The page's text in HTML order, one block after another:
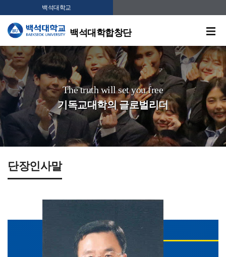
백석대학교
백석대학합창단
The truth will set you free
기독교대학의 글로벌리더
단장인사말